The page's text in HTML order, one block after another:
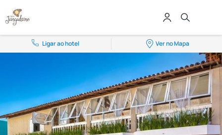
Ligar ao hotel Ver no Mapa